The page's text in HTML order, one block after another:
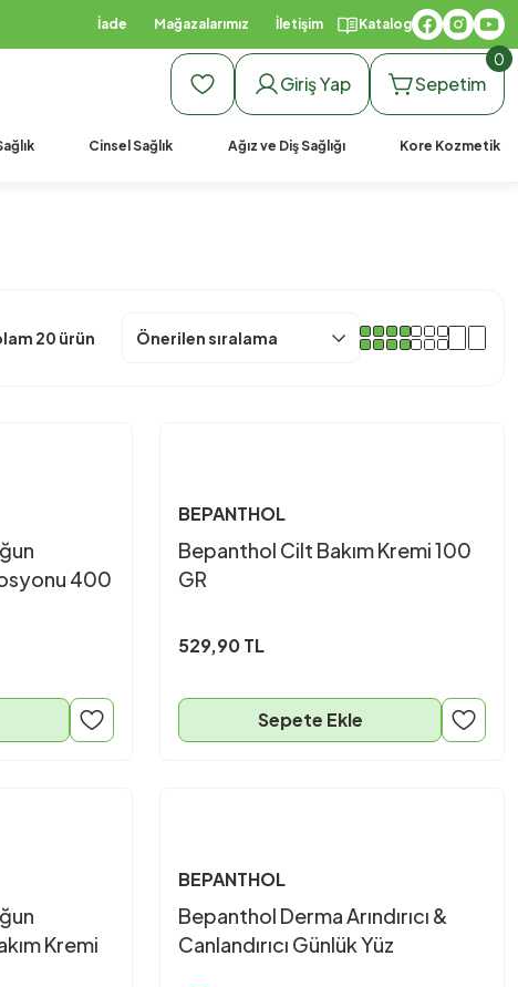
990 TL Üzeri Ücretsiz Kargo
İade Mağazalarımız İletişim Katalog
Giriş Yap Sepetim
0
Cinsel Sağlık Ağız ve Diş Sağlığı Kore Kozmetik
20 ürün
400
BEPANTHOL
Bepanthol Cilt Bakım Kremi 100
GR
529,90 TL
Sepete Ekle
Kremi
BEPANTHOL
Bepanthol Derma Arındırıcı &
Canlandırıcı Günlük Yüz